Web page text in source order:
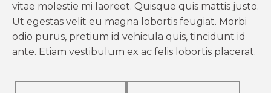
vitae molestie mi laoreet. Quisque quis mattis justo.
Ut egestas velit eu magna lobortis feugiat. Morbi
odio purus, pretium id vehicula quis, tincidunt id
ante. Etiam vestibulum ex ac felis lobortis placerat.